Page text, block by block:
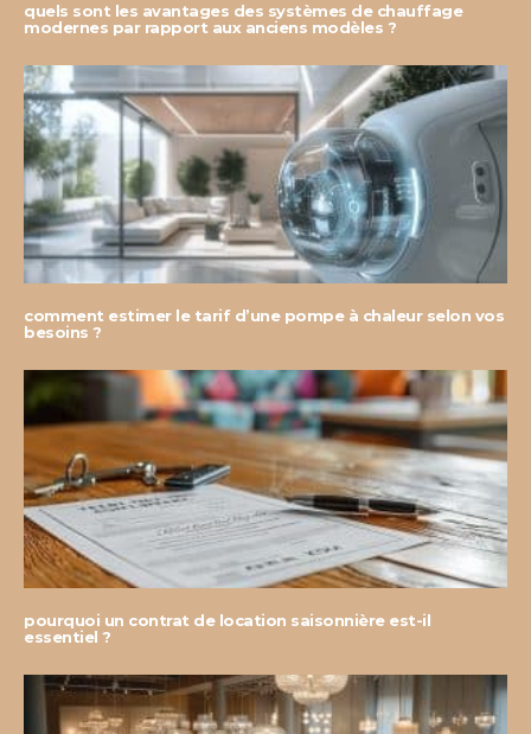
quels sont les avantages des systèmes de chauffage
modernes par rapport aux anciens modèles ?
comment estimer le tarif d’une pompe à chaleur selon vos
besoins ?
pourquoi un contrat de location saisonnière est-il
essentiel ?